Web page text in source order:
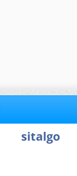
sitalgo